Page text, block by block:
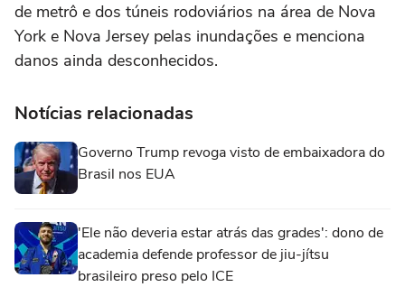
de metrô e dos túneis rodoviários na área de Nova
York e Nova Jersey pelas inundações e menciona
danos ainda desconhecidos.
Notícias relacionadas
Governo Trump revoga visto de embaixadora do
Brasil nos EUA
'Ele não deveria estar atrás das grades': dono de
academia defende professor de jiu-jítsu
brasileiro preso pelo ICE